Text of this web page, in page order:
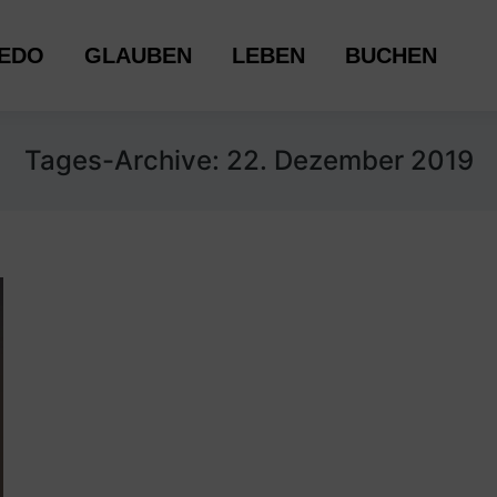
GLAUBEN LEBEN BUCHEN
Tages-Archive: 22. Dezember 2019
LEBEN BUCHEN